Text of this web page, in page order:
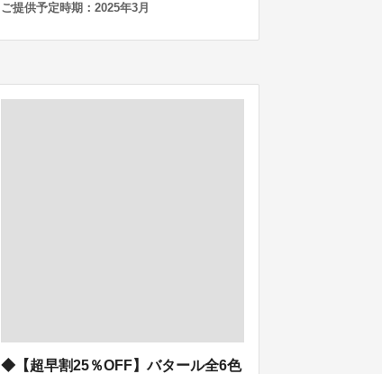
ご提供予定時期：2025年3月
◆【超早割25％OFF】バタール全6色